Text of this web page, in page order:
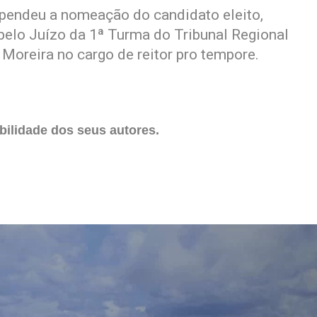
a nomeação do candidato eleito,
Juízo da 1ª Turma do Tribunal Regional
no cargo de reitor pro tempore.
dos seus autores.